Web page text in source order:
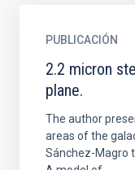
PUBLICACIÓN
2.2 micron
plane.
The author
areas of the
Sánchez-Magro